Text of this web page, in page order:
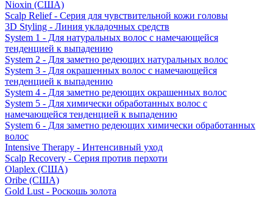
Nioxin (США)
Scalp Relief - Серия для чувствительной кожи головы
3D Styling - Линия укладочных средств
System 1 - Для натуральных волос с намечающейся
тенденцией к выпадению
System 2 - Для заметно редеющих натуральных волос
System 3 - Для окрашенных волос с намечающейся
тенденцией к выпадению
System 4 - Для заметно редеющих окрашенных волос
System 5 - Для химически обработанных волос с
намечающейся тенденцией к выпадению
System 6 - Для заметно редеющих химически обработанных
волос
Intensive Therapy - Интенсивный уход
Scalp Recovery - Серия против перхоти
Olaplex (США)
Oribe (США)
Gold Lust - Роскошь золота